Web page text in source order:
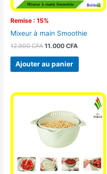
Remise : 15%
Mixeur à main Smoothie
12.900CFA 11.000CFA
Ajouter au panier